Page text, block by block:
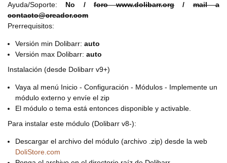
Ayuda/Soporte: No /foro www.dolibarr.org/mail a
contacto@creador.com
Prerrequisitos:
Versión min Dolibarr: auto
Versión max Dolibarr: auto
Instalación (desde Dolibarr v9+)
Vaya al menú Inicio - Configuración - Módulos - Implemente un
módulo externo y envíe el zip
El módulo o tema está entonces disponible y activable.
Para instalar este módulo (Dolibarr v8-):
Descargar el archivo del módulo (archivo .zip) desde la web
DoliStore.com